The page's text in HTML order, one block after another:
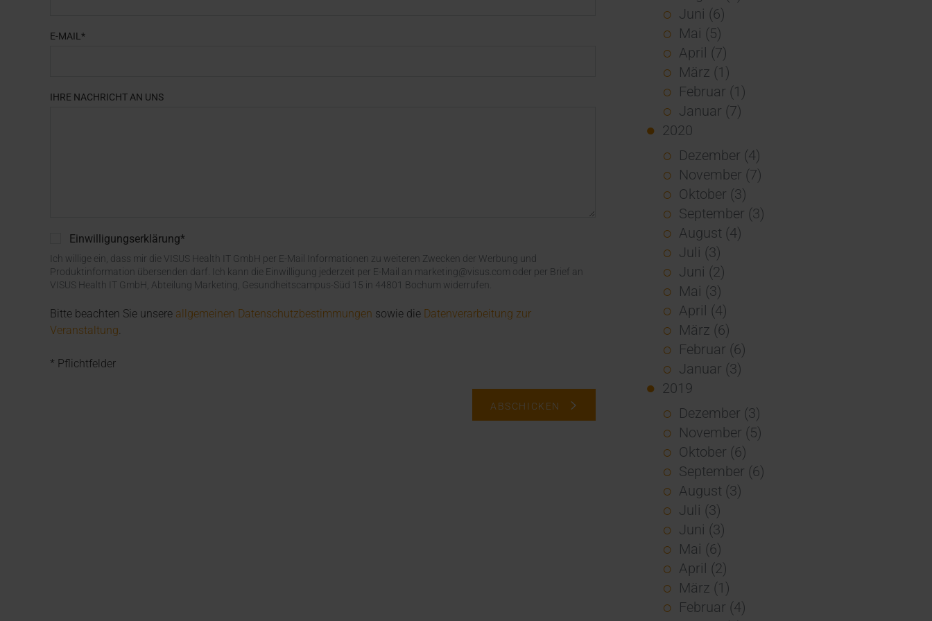
E-MAIL*
IHRE NACHRICHT AN UNS
Einwilligungserklärung*
Ich willige ein, dass mir die VISUS Health IT GmbH per E-Mail Informationen zu weiteren Zwecken der Werbung und
Produktinformation übersenden darf. Ich kann die Einwilligung jederzeit per E-Mail an marketing@visus.com oder per Brief an
VISUS Health IT GmbH, Abteilung Marketing, Gesundheitscampus-Süd 15 in 44801 Bochum widerrufen.
Bitte beachten Sie unsere allgemeinen Datenschutzbestimmungen sowie die Datenverarbeitung zur
Veranstaltung.
* Pflichtfelder
ABSCHICKEN
Juni (6)
Mai (5)
April (7)
März (1)
Februar (1)
Januar (7)
2020
Dezember (4)
November (7)
Oktober (3)
September (3)
August (4)
Juli (3)
Juni (2)
Mai (3)
April (4)
März (6)
Februar (6)
Januar (3)
2019
Dezember (3)
November (5)
Oktober (6)
September (6)
August (3)
Juli (3)
Juni (3)
Mai (6)
April (2)
März (1)
Februar (4)